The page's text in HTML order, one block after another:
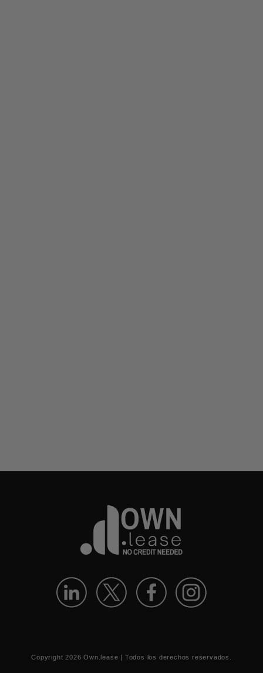
Copyright2026 Own.lease | Todos los derechos reservados.